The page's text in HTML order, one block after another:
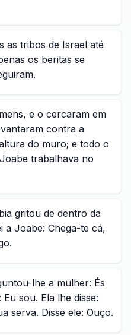
as tribos de Israel até
os beritas se
e o cercaram em
contra a
do muro; e todo o
trabalhava no
gritou de dentro da
a Joabe: Chega-te cá,
lhe a mulher: És
sou. Ela lhe disse:
serva. Disse ele: Ouço.